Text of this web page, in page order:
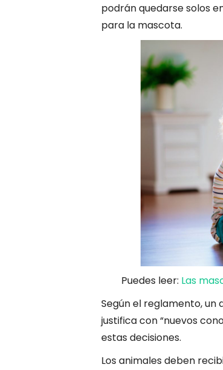
podrán quedarse solos
para la mascota.
Puedes leer: Las
Según el reglamento, un
justifica con “nuevos
estas decisiones.
Los animales deben